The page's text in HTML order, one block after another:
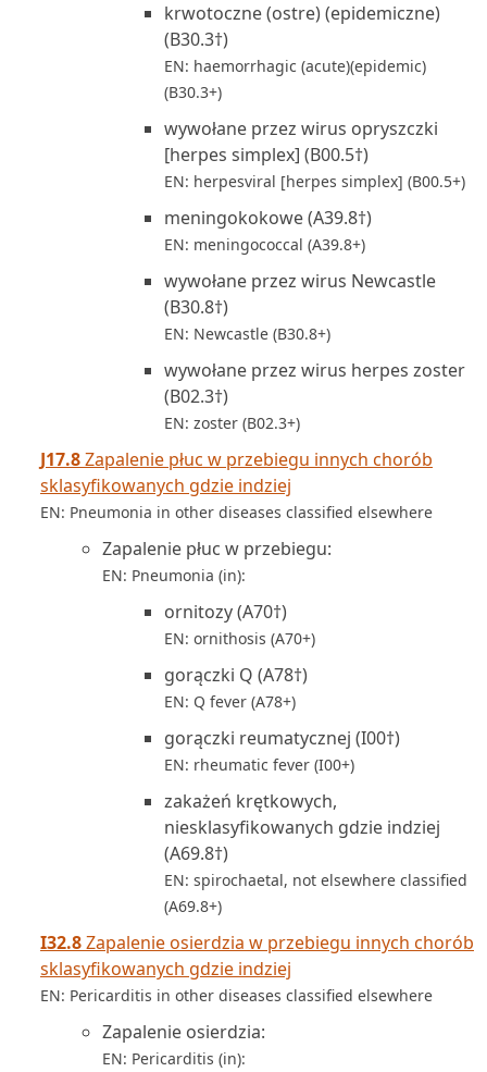
krwotoczne (ostre) (epidemiczne)
(B30.3†)
EN: haemorrhagic (acute)(epidemic)
(B30.3+)
wywołane przez wirus opryszczki
[herpes simplex] (B00.5†)
EN: herpesviral [herpes simplex] (B00.5+)
meningokokowe (A39.8†)
EN: meningococcal (A39.8+)
wywołane przez wirus Newcastle
(B30.8†)
EN: Newcastle (B30.8+)
wywołane przez wirus herpes zoster
(B02.3†)
EN: zoster (B02.3+)
J17.8Zapalenie płuc w przebiegu innych chorób
sklasyfikowanych gdzie indziej
EN: Pneumonia in other diseases classified elsewhere
Zapalenie płuc w przebiegu:
EN: Pneumonia (in):
ornitozy (A70†)
EN: ornithosis (A70+)
gorączki Q (A78†)
EN: Q fever (A78+)
gorączki reumatycznej (I00†)
EN: rheumatic fever (I00+)
zakażeń krętkowych,
niesklasyfikowanych gdzie indziej
(A69.8†)
EN: spirochaetal, not elsewhere classified
(A69.8+)
I32.8Zapalenie osierdzia w przebiegu innych chorób
sklasyfikowanych gdzie indziej
EN: Pericarditis in other diseases classified elsewhere
Zapalenie osierdzia:
EN: Pericarditis (in):